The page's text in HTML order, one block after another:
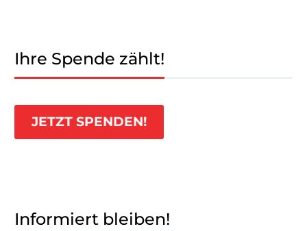
Ihre Spende zählt!
JETZT SPENDEN!
Informiert bleiben!